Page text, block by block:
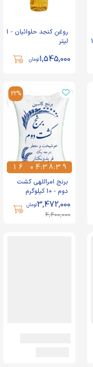
صدری بوستان عرش - 1
روغن کنجد حلوائیان - 1
لیتر
1,545,000تومان
22%
1
1
6
6
0
0
4
4
:3
3
8
8
:3
3
9
9
برنج امراللهی کشت
دوم - 10 کیلوگرم
4,400,000
3,472,000تومان